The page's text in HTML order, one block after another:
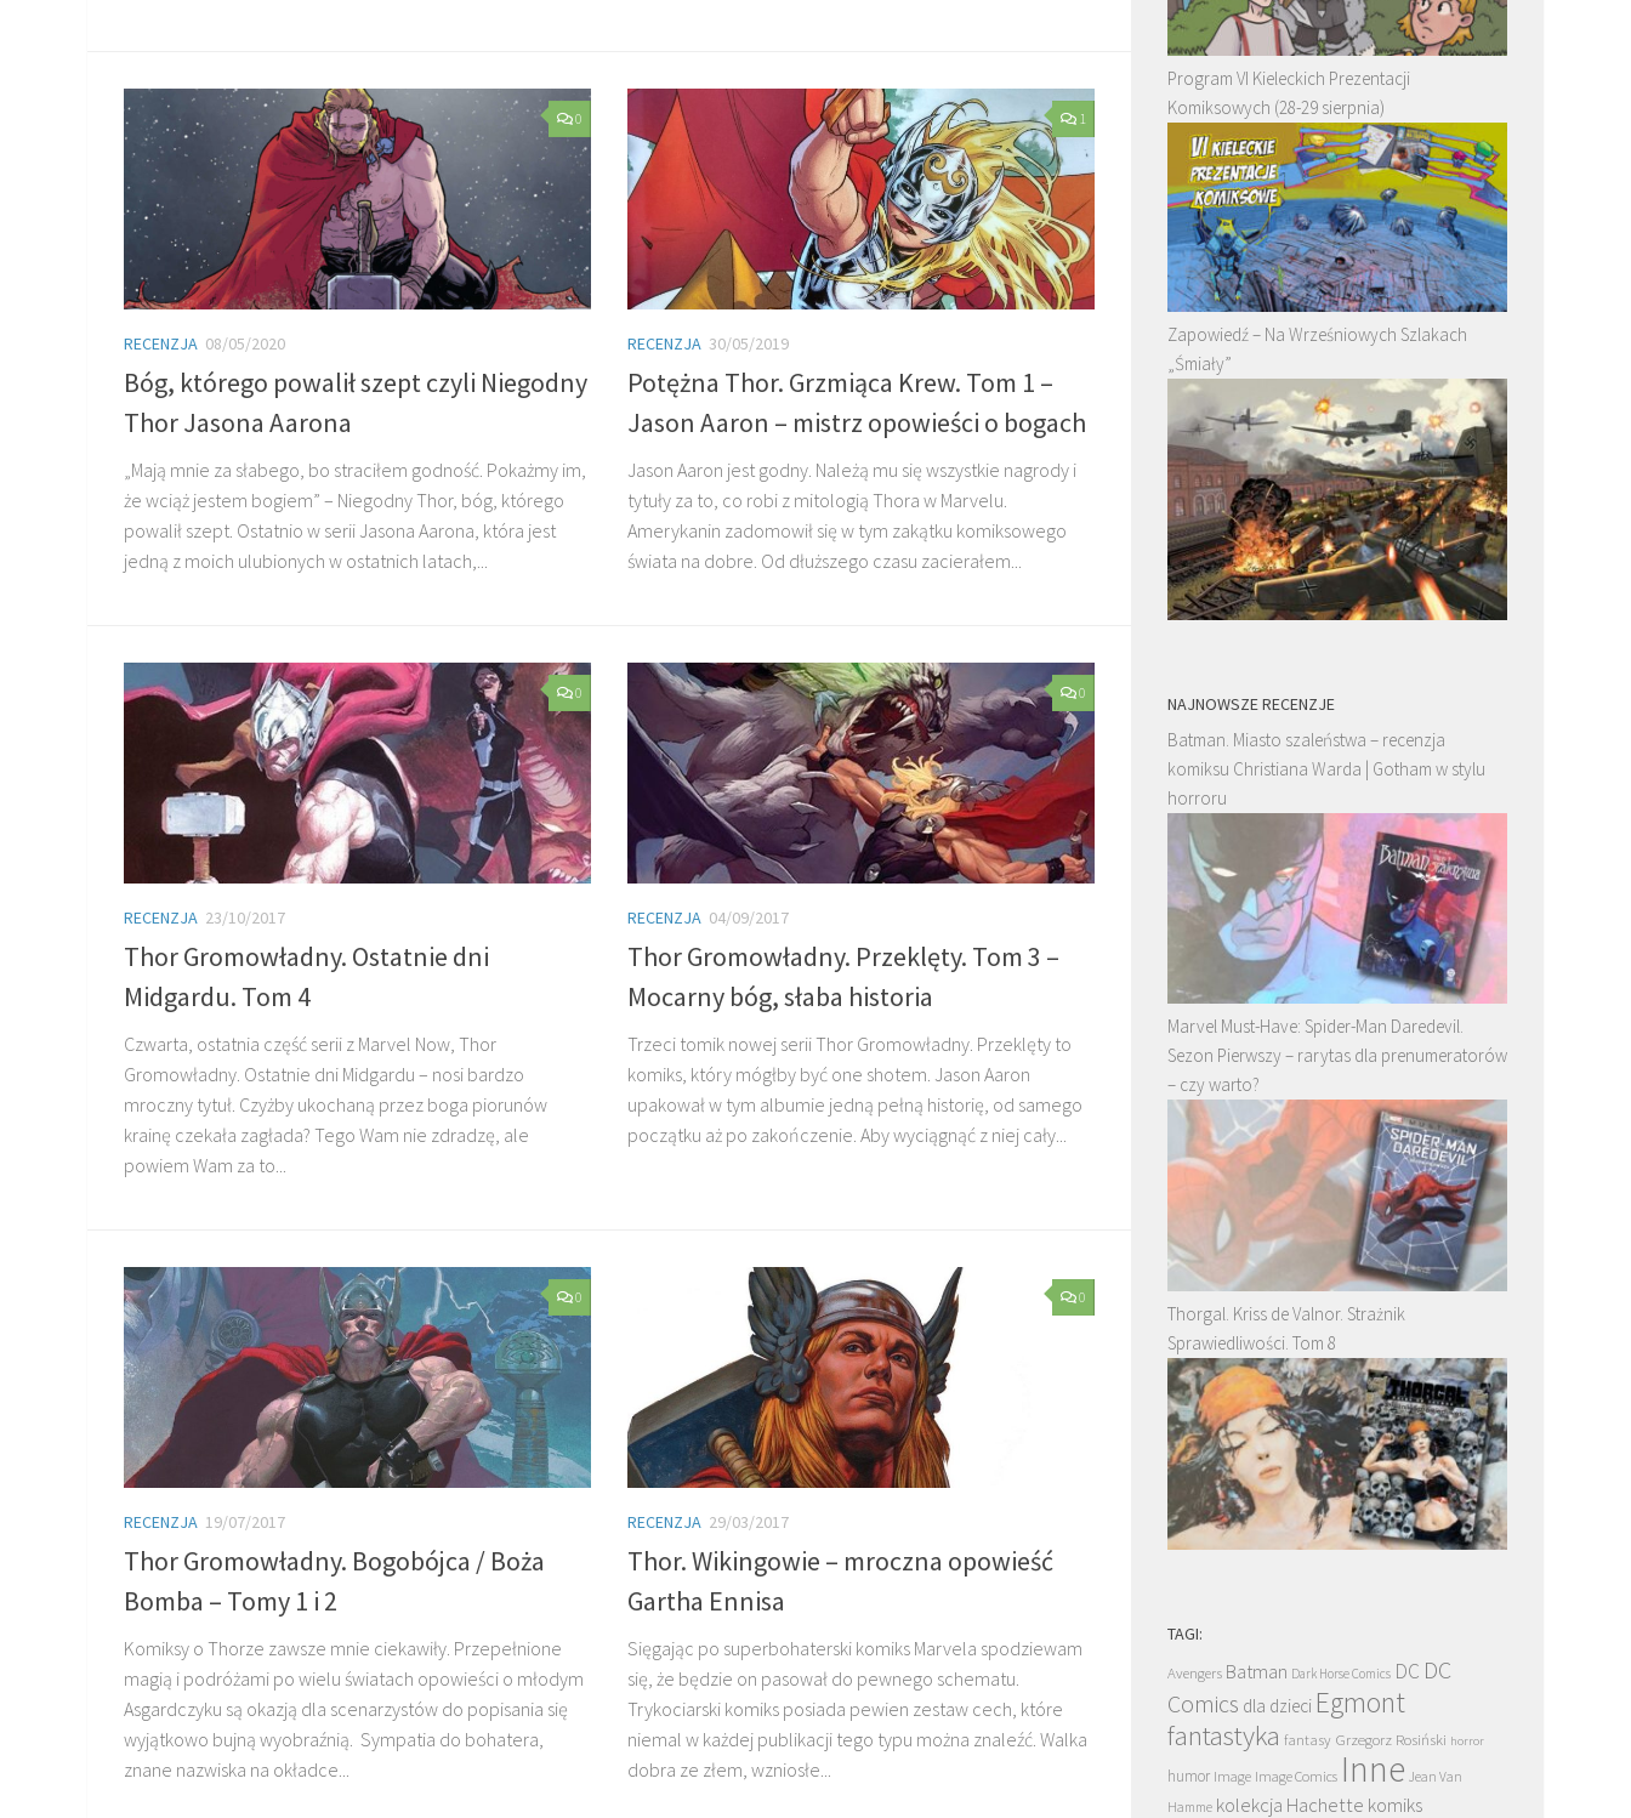
0
RECENZJA 08/05/2020
Bóg, którego powalił szept czyli Niegodny
Thor Jasona Aarona
„Mają mnie za słabego, bo straciłem godność. Pokażmy im,
że wciąż jestem bogiem” – Niegodny Thor, bóg, którego
powalił szept. Ostatnio w serii Jasona Aarona, która jest
jedną z moich ulubionych w ostatnich latach,...
1
RECENZJA 30/05/2019
Potężna Thor. Grzmiąca Krew. Tom 1 –
Jason Aaron – mistrz opowieści o bogach
Jason Aaron jest godny. Należą mu się wszystkie nagrody i
tytuły za to, co robi z mitologią Thora w Marvelu.
Amerykanin zadomowił się w tym zakątku komiksowego
świata na dobre. Od dłuższego czasu zacierałem...
0
RECENZJA 23/10/2017
Thor Gromowładny. Ostatnie dni
Midgardu. Tom 4
Czwarta, ostatnia część serii z Marvel Now, Thor
Gromowładny. Ostatnie dni Midgardu – nosi bardzo
mroczny tytuł. Czyżby ukochaną przez boga piorunów
krainę czekała zagłada? Tego Wam nie zdradzę, ale
powiem Wam za to...
0
RECENZJA 04/09/2017
Thor Gromowładny. Przeklęty. Tom 3 –
Mocarny bóg, słaba historia
Trzeci tomik nowej serii Thor Gromowładny. Przeklęty to
komiks, który mógłby być one shotem. Jason Aaron
upakował w tym albumie jedną pełną historię, od samego
początku aż po zakończenie. Aby wyciągnąć z niej cały...
0
RECENZJA 19/07/2017
Thor Gromowładny. Bogobójca / Boża
Bomba – Tomy 1 i 2
Komiksy o Thorze zawsze mnie ciekawiły. Przepełnione
magią i podróżami po wielu światach opowieści o młodym
Asgardczyku są okazją dla scenarzystów do popisania się
wyjątkowo bujną wyobraźnią. Sympatia do bohatera,
znane nazwiska na okładce...
0
RECENZJA 29/03/2017
Thor. Wikingowie – mroczna opowieść
Gartha Ennisa
Sięgając po superbohaterski komiks Marvela spodziewam
się, że będzie on pasował do pewnego schematu.
Trykociarski komiks posiada pewien zestaw cech, które
niemal w każdej publikacji tego typu można znaleźć. Walka
dobra ze złem, wzniosłe...
Program VI Kieleckich Prezentacji
Komiksowych (28-29 sierpnia)
Zapowiedź – Na Wrześniowych Szlakach
„Śmiały”
NAJNOWSZE RECENZJE
Batman. Miasto szaleństwa – recenzja
komiksu Christiana Warda | Gotham w stylu
horroru
Marvel Must-Have: Spider-Man Daredevil.
Sezon Pierwszy – rarytas dla prenumeratorów
– czy warto?
Thorgal. Kriss de Valnor. Strażnik
Sprawiedliwości. Tom 8
TAGI:
Avengers Batman Dark Horse Comics DC DC
Comics dla dzieci Egmont
fantastyka fantasy Grzegorz Rosiński horror
humor Image Image Comics Inne Jean Van
Hamme kolekcja Hachette komiks